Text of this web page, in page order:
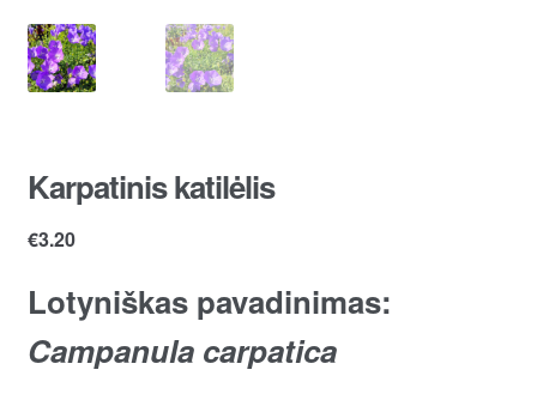
Karpatinis katilėlis
€3.20
Lotyniškas pavadinimas:
Campanula carpatica